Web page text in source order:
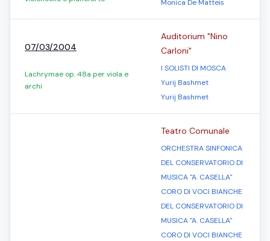
Monica De Matteis
07/03/2004
Lachrymae op. 48a per viola e
archi
Auditorium "Nino
Carloni"
I SOLISTI DI MOSCA
Yurij Bashmet
Yurij Bashmet
Teatro Comunale
ORCHESTRA SINFONICA
DEL CONSERVATORIO DI
MUSICA "A. CASELLA"
CORO DI VOCI BIANCHE
DEL CONSERVATORIO DI
MUSICA "A. CASELLA"
CORO DI VOCI BIANCHE